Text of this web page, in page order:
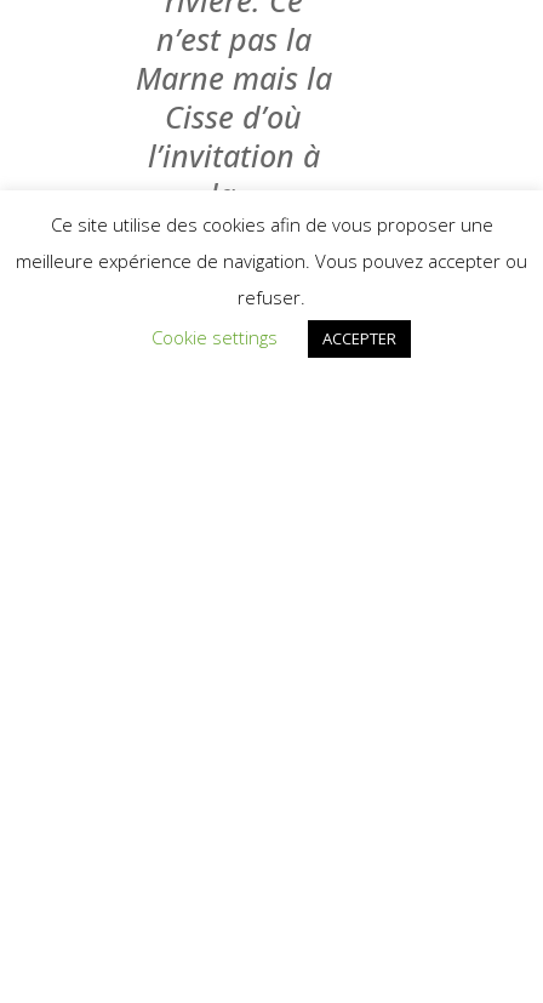
n’est pas la
Marne mais la
Cisse d’où
l’invitation à
guinguette de
la Cisse »….
On nous a
même
Ce site utilise des cookies afin de vous proposer une
meilleure expérience de navigation. Vous pouvez accepter ou
refuser.
Cookie settings
ACCEPTER